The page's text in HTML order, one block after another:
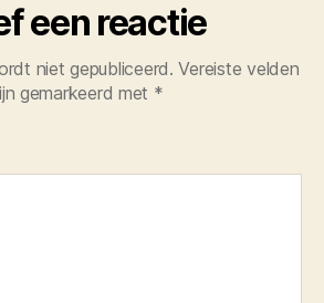
een reactie
niet gepubliceerd. Vereiste velden
gemarkeerd met *